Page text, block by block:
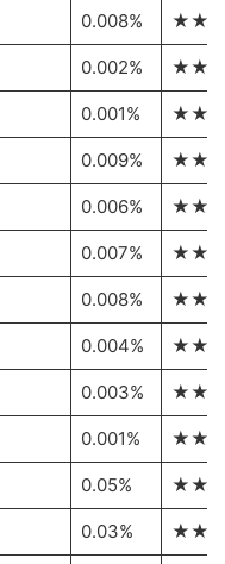
0.008%
0.002%
0.001%
0.009%
0.006%
0.007%
0.008%
0.004%
0.003%
0.001%
0.05%
0.03%